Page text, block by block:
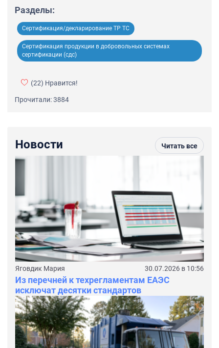
Разделы:
Сертификация/декларирование ТР ТС
Сертификация продукции в добровольных системах
сертификации (сдс)
(22) Нравится!
Прочитали: 3884
Новости Читать все
Яговдик Мария 30.07.2026 в 10:56
Из перечней к техрегламентам ЕАЭС
исключат десятки стандартов